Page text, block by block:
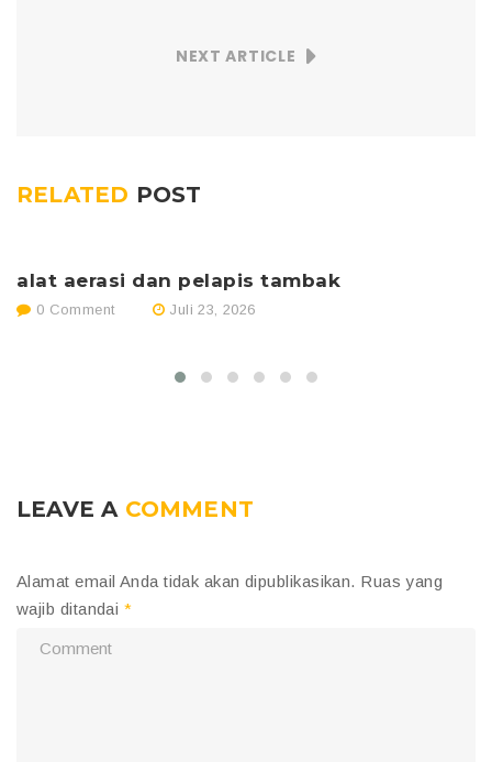
NEXT ARTICLE
RELATED POST
alat aerasi dan pelapis tambak
0 Comment Juli 23, 2026
LEAVE A COMMENT
Alamat email Anda tidak akan dipublikasikan. Ruas yang
wajib ditandai *